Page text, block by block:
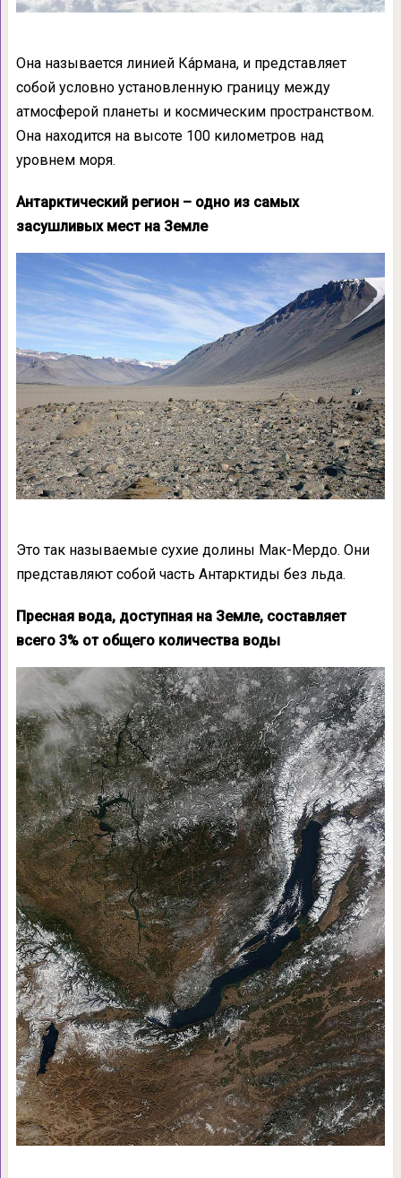
Она называется линией Ка́рмана, и представляет
собой условно установленную границу между
атмосферой планеты и космическим пространством.
Она находится на высоте 100 километров над
уровнем моря.
Антарктический регион – одно из самых
засушливых мест на Земле
Это так называемые сухие долины Мак-Мердо. Они
представляют собой часть Антарктиды без льда.
Пресная вода, доступная на Земле, составляет
всего 3% от общего количества воды